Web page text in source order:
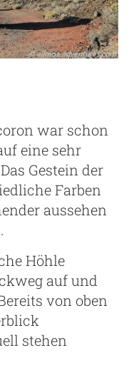
war schon
eine sehr
Gestein der
Farben
aussehen
Höhle
auf und
von oben
stehen